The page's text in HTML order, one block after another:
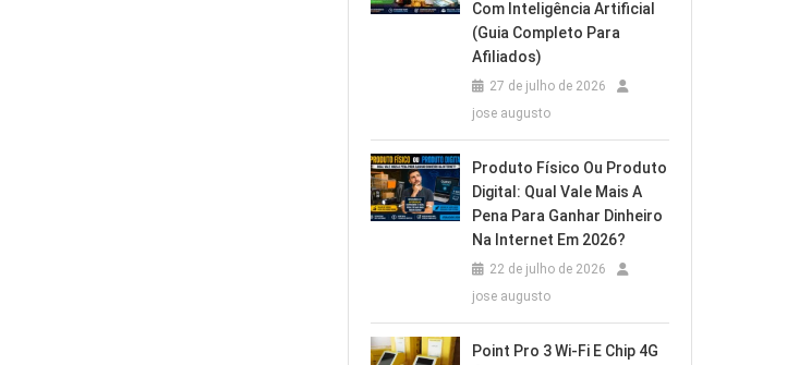
Com Inteligência Artificial
(Guia Completo Para
Afiliados)
27 de julho de 2026
jose augusto
Produto Físico Ou Produto
Digital: Qual Vale Mais A
Pena Para Ganhar Dinheiro
Na Internet Em 2026?
22 de julho de 2026
jose augusto
Point Pro 3 Wi‑Fi E Chip 4G